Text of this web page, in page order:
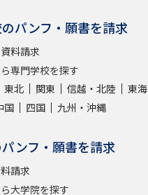
パンフ・願書を請求
料請求
専門学校を探す
東北 関東 信越・北陸
東海
国 四国 九州・沖縄
ンフ・願書を請求
請求
大学院を探す